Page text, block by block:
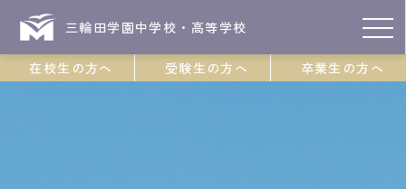
在校生の方へ 受験生の方へ 卒業生の方へ
三輪田学園中学校・高等学校